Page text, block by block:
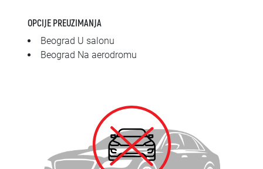
OPCIJE PREUZIMANJA
Beograd U salonu
Beograd Na aerodromu